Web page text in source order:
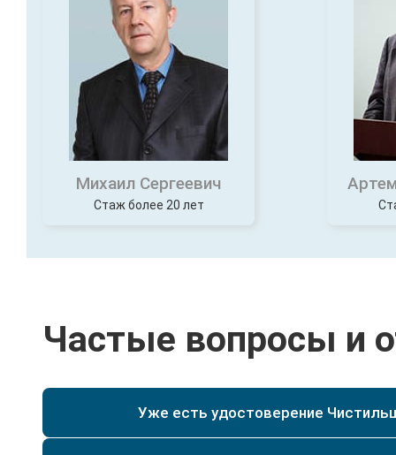
Михаил Сергеевич
Стаж более 20 лет
Частые вопросы и
Уже есть удостоверение
Да, при наличии у Вас уже действующего